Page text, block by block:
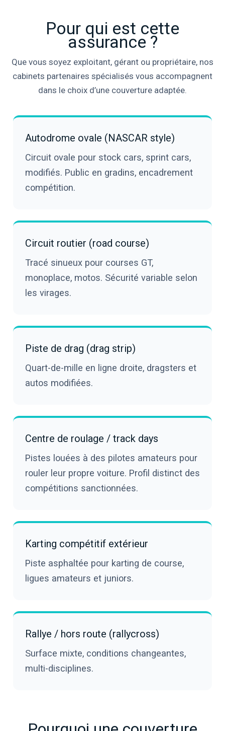
Pour qui est cette
assurance ?
Que vous soyez exploitant, gérant ou propriétaire, nos
cabinets partenaires spécialisés vous accompagnent
dans le choix d’une couverture adaptée.
Autodrome ovale (NASCAR style)
Circuit ovale pour stock cars, sprint cars,
modifiés. Public en gradins, encadrement
compétition.
Circuit routier (road course)
Tracé sinueux pour courses GT,
monoplace, motos. Sécurité variable selon
les virages.
Piste de drag (drag strip)
Quart-de-mille en ligne droite, dragsters et
autos modifiées.
Centre de roulage / track days
Pistes louées à des pilotes amateurs pour
rouler leur propre voiture. Profil distinct des
compétitions sanctionnées.
Karting compétitif extérieur
Piste asphaltée pour karting de course,
ligues amateurs et juniors.
Rallye / hors route (rallycross)
Surface mixte, conditions changeantes,
multi-disciplines.